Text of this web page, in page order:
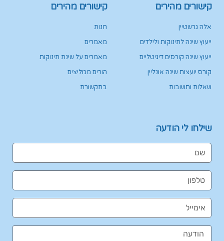
קישורים מהירים
אלה גרשטיין
ייעוץ שינה לתינוקות ולילדים
ייעוץ שינה קורסים דיגיטליים
קורס יועצות שינה אונליין
שאלות ותשובות
קישורים מהירים
חנות
מאמרים
מאמרים על שינת תינוקות
הורים ממליצים
בתקשורת
שילחו לי הודעה